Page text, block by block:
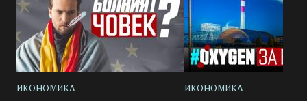
ИКОНОМИКА ИКОНОМИКА